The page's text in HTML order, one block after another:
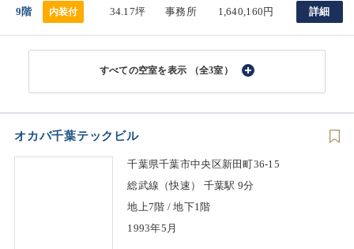
9階 内装付 34.17坪 事務所 1,640,160円 詳細
（全3室）
オカバ千葉テックビル
千葉県千葉市中央区新田町36-15
総武線（快速） 千葉駅 9分
地上7階 / 地下1階
1993年5月